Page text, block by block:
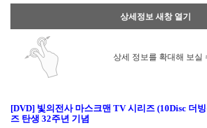
상세정보 새창 열기
상세 정보를 확대해 보실
[DVD] 빛의전사 마스크맨 TV 시리즈 (10Disc 더
즈 탄생 32주년 기념